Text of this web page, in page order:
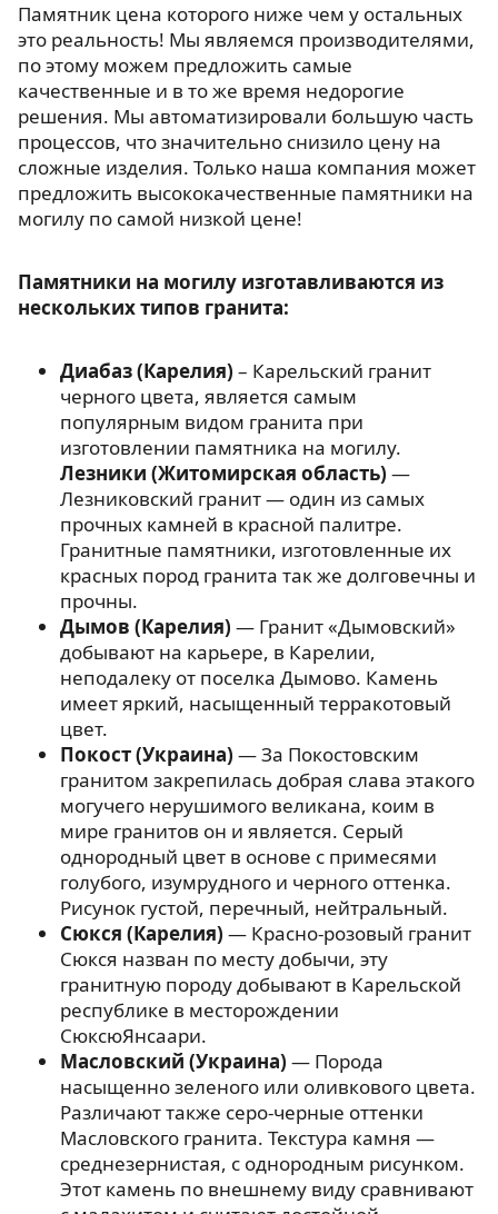
Памятник цена которого ниже чем у остальных
это реальность! Мы являемся производителями,
по этому можем предложить самые
качественные и в то же время недорогие
решения. Мы автоматизировали большую часть
процессов, что значительно снизило цену на
сложные изделия. Только наша компания может
предложить высококачественные памятники на
могилу по самой низкой цене!
Памятники на могилу изготавливаются из
нескольких типов гранита:
Диабаз (Карелия) – Карельский гранит
черного цвета, является самым
популярным видом гранита при
изготовлении памятника на могилу.
Лезники (Житомирская область) —
Лезниковский гранит — один из самых
прочных камней в красной палитре.
Гранитные памятники, изготовленные их
красных пород гранита так же долговечны и
прочны.
Дымов (Карелия) — Гранит «Дымовский»
добывают на карьере, в Карелии,
неподалеку от поселка Дымово. Камень
имеет яркий, насыщенный терракотовый
цвет.
Покост (Украина) — За Покостовским
гранитом закрепилась добрая слава этакого
могучего нерушимого великана, коим в
мире гранитов он и является. Серый
однородный цвет в основе с примесями
голубого, изумрудного и черного оттенка.
Рисунок густой, перечный, нейтральный.
Сюкся (Карелия) — Красно-розовый гранит
Сюкся назван по месту добычи, эту
гранитную породу добывают в Карельской
республике в месторождении
СюксюЯнсаари.
Масловский (Украина) — Порода
насыщенно зеленого или оливкового цвета.
Различают также серо-черные оттенки
Масловского гранита. Текстура камня —
среднезернистая, с однородным рисунком.
Этот камень по внешнему виду сравнивают